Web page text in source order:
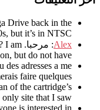
Drive back in the
, but it’s in NTSC
Alex: مرحبا. I am
, but do not have..
des adresses a me
faire quelques..
of the cartridge’s
site that I saw...
is interested in